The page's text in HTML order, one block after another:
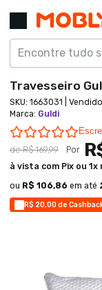
R$ 20,00 de
Travesseiro
SKU: 1663031 |
Marca: Guldi
0.0
deR$ 169,99 Por
à vista com Pix ou
ou R$ 106,86 em até